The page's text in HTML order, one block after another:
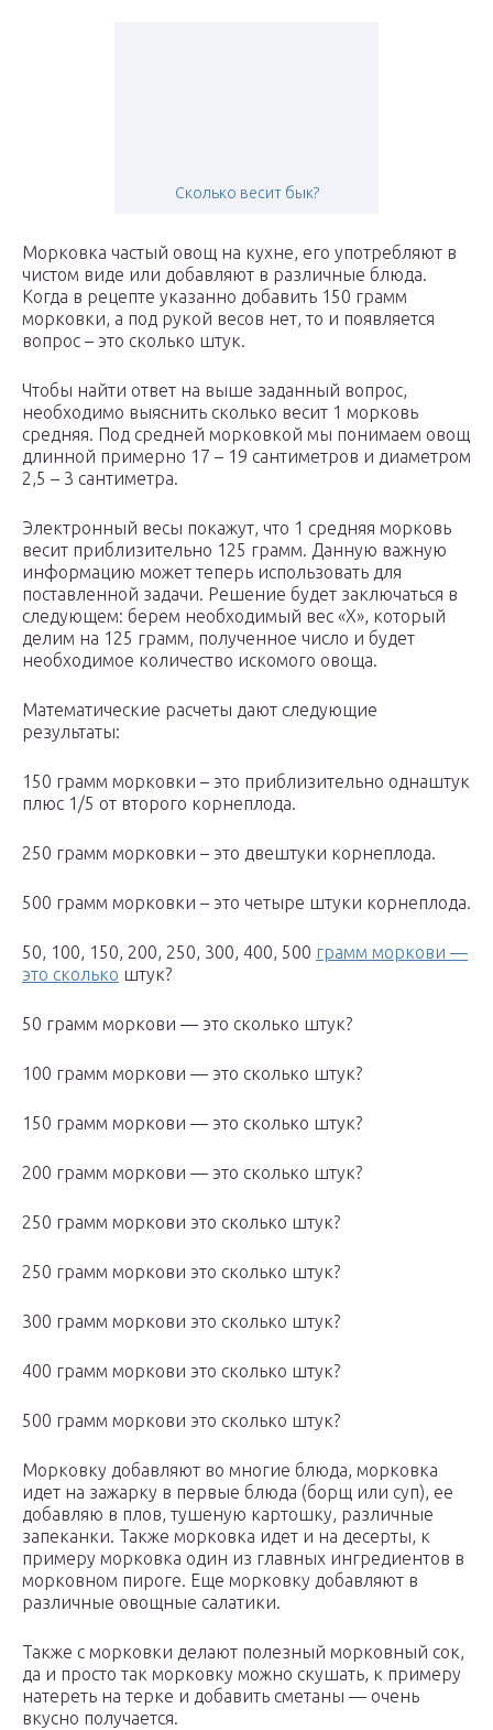
Сколько весит бык?
Морковка частый овощ на кухне, его употребляют в
чистом виде или добавляют в различные блюда.
Когда в рецепте указанно добавить 150 грамм
морковки, а под рукой весов нет, то и появляется
вопрос – это сколько штук.
Чтобы найти ответ на выше заданный вопрос,
необходимо выяснить сколько весит 1 морковь
средняя. Под средней морковкой мы понимаем овощ
длинной примерно 17 – 19 сантиметров и диаметром
2,5 – 3 сантиметра.
Электронный весы покажут, что 1 средняя морковь
весит приблизительно 125 грамм. Данную важную
информацию может теперь использовать для
поставленной задачи. Решение будет заключаться в
следующем: берем необходимый вес «Х», который
делим на 125 грамм, полученное число и будет
необходимое количество искомого овоща.
Математические расчеты дают следующие
результаты:
150 грамм морковки – это приблизительно однаштук
плюс 1/5 от второго корнеплода.
250 грамм морковки – это двештуки корнеплода.
500 грамм морковки – это четыре штуки корнеплода.
50, 100, 150, 200, 250, 300, 400, 500 грамм моркови —
это сколько штук?
50 грамм моркови — это сколько штук?
100 грамм моркови — это сколько штук?
150 грамм моркови — это сколько штук?
200 грамм моркови — это сколько штук?
250 грамм моркови это сколько штук?
250 грамм моркови это сколько штук?
300 грамм моркови это сколько штук?
400 грамм моркови это сколько штук?
500 грамм моркови это сколько штук?
Морковку добавляют во многие блюда, морковка
идет на зажарку в первые блюда (борщ или суп), ее
добавляю в плов, тушеную картошку, различные
запеканки. Также морковка идет и на десерты, к
примеру морковка один из главных ингредиентов в
морковном пироге. Еще морковку добавляют в
различные овощные салатики.
Также с морковки делают полезный морковный сок,
да и просто так морковку можно скушать, к примеру
натереть на терке и добавить сметаны — очень
вкусно получается.